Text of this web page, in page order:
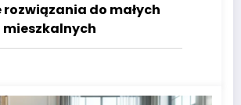
do małych